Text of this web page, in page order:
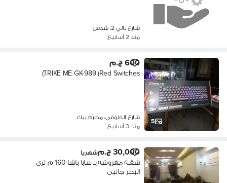
شارع بالي 2، شدس
منذ 2 أسابيع
5
600 ج.م
TRIKE ME GK-989 (Red Switches)
شارع الطوفي، محرّم بيك
منذ 3 أسابيع
30,000 ج.م شهرياً
شقـة مفروشه بـ سابا باشا 160 م ترى
البحر جانبى